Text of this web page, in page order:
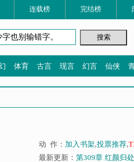
连载榜 完结榜
体育 古言 现言 幻言 仙侠
动 作： 加入书架,投票推荐,
最新更新： 第309章 红颜归处